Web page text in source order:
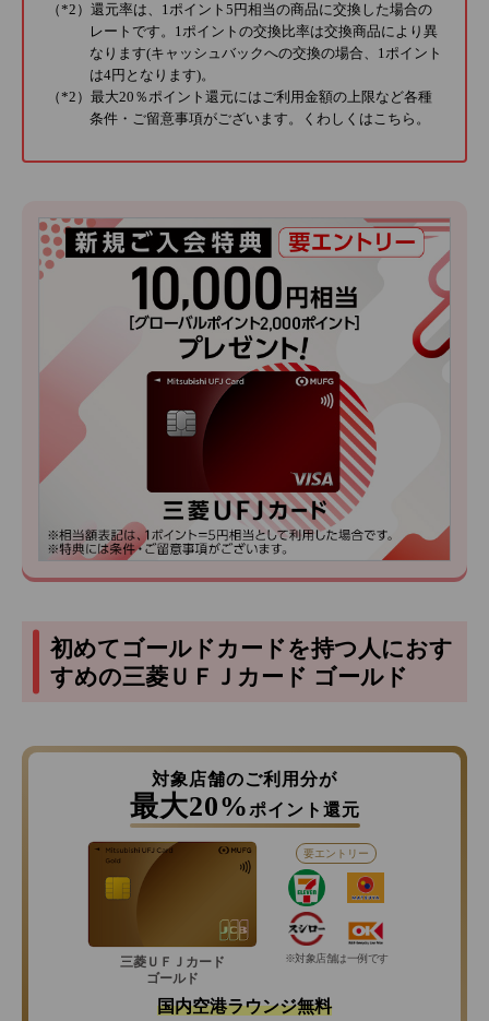
（*2）還元率は、1ポイント5円相当の商品に交換した場合の
レートです。1ポイントの交換比率は交換商品により異
なります(キャッシュバックへの交換の場合、1ポイント
は4円となります)。
（*2）最大20％ポイント還元にはご利用金額の上限など各種
条件・ご留意事項がございます。くわしくはこちら 。
初めてゴールドカードを持つ人におす
すめの三菱ＵＦＪカード ゴールド
対象店舗のご利用分が
最大20% ポイント還元
三菱ＵＦＪカード
ゴールド
要エントリー
※対象店舗は一例です
国内空港ラウンジ無料